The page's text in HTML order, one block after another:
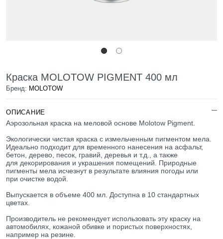
Краска MOLOTOW PIGMENT 400 мл
Бренд: MOLOTOW
ОПИСАНИЕ
Аэрозольная краска на меловой основе Molotow Pigment.
Экологически чистая краска с измельченным пигментом мела.
Идеально подходит для временного нанесения на асфальт,
бетон, дерево, песок, гравий, деревья и т.д., а также
для декорирования и украшения помещений. Природные
пигменты мела исчезнут в результате влияния погоды или
при очистке водой.
Выпускается в объеме 400 мл. Доступна в 10 стандартных
цветах.
Производитель не рекомендует использовать эту краску на
автомобилях, кожаной обивке и пористых поверхностях,
например на резине.